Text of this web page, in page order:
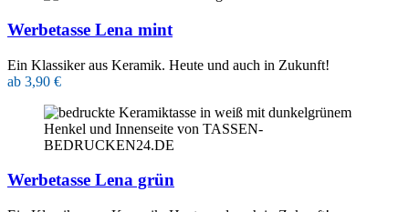
Werbetasse Lena mint
Ein Klassiker aus Keramik. Heute und auch in Zukunft!
ab 3,90 €
Werbetasse Lena grün